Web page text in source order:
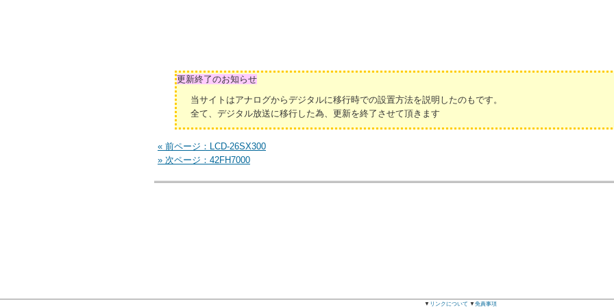
更新終了のお知らせ
当サイトはアナログからデジタルに移行時での設置方法を説明したのもです。
全て、デジタル放送に移行した為、更新を終了させて頂きます
« 前ページ：LCD-26SX300
» 次ページ：42FH7000
▼ リンクについて ▼ 免責事項